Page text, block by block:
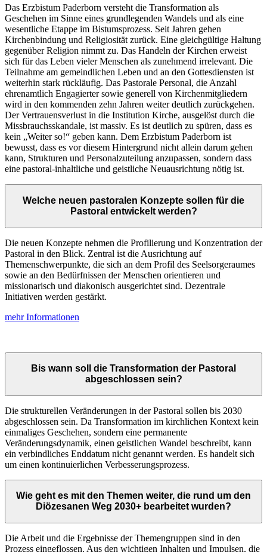
Das Erzbistum Paderborn versteht die Transformation als
Geschehen im Sinne eines grundlegenden Wandels und als eine
wesentliche Etappe im Bistumsprozess. Seit Jahren gehen
Kirchenbindung und Religiosität zurück. Eine gleichgültige Haltung
gegenüber Religion nimmt zu. Das Handeln der Kirchen erweist
sich für das Leben vieler Menschen als zunehmend irrelevant. Die
Teilnahme am gemeindlichen Leben und an den Gottesdiensten ist
weiterhin stark rückläufig. Das Pastorale Personal, die Anzahl
ehrenamtlich Engagierter sowie generell von Kirchenmitgliedern
wird in den kommenden zehn Jahren weiter deutlich zurückgehen.
Der Vertrauensverlust in die Institution Kirche, ausgelöst durch die
Missbrauchsskandale, ist massiv. Es ist deutlich zu spüren, dass es
kein „Weiter so!“ geben kann. Dem Erzbistum Paderborn ist
bewusst, dass es vor diesem Hintergrund nicht allein darum gehen
kann, Strukturen und Personalzuteilung anzupassen, sondern dass
eine pastoral-inhaltliche und geistliche Neuausrichtung nötig ist.
Welche neuen pastoralen Konzepte sollen für die
Pastoral entwickelt werden?
Die neuen Konzepte nehmen die Profilierung und Konzentration der
Pastoral in den Blick. Zentral ist die Ausrichtung auf
Themenschwerpunkte, die sich an dem Profil des Seelsorgeraumes
sowie an den Bedürfnissen der Menschen orientieren und
missionarisch und diakonisch ausgerichtet sind. Dezentrale
Initiativen werden gestärkt.
mehr Informationen
Bis wann soll die Transformation der Pastoral
abgeschlossen sein?
Die strukturellen Veränderungen in der Pastoral sollen bis 2030
abgeschlossen sein. Da Transformation im kirchlichen Kontext kein
einmaliges Geschehen, sondern eine permanente
Veränderungsdynamik, einen geistlichen Wandel beschreibt, kann
ein verbindliches Enddatum nicht genannt werden. Es handelt sich
um einen kontinuierlichen Verbesserungsprozess.
Wie geht es mit den Themen weiter, die rund um den
Diözesanen Weg 2030+ bearbeitet wurden?
Die Arbeit und die Ergebnisse der Themengruppen sind in den
Prozess eingeflossen. Aus den wichtigen Inhalten und Impulsen, die